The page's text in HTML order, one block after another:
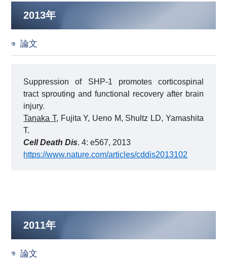
2013年
論文
Suppression of SHP-1 promotes corticospinal
tract sprouting and functional recovery after brain
injury.
Tanaka T, Fujita Y, Ueno M, Shultz LD, Yamashita
T.
Cell Death Dis. 4: e567, 2013
https://www.nature.com/articles/cddis2013102
2011年
論文